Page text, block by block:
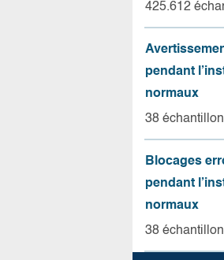
425.612
pendant
normaux
38
Blocages
pendant
normaux
38